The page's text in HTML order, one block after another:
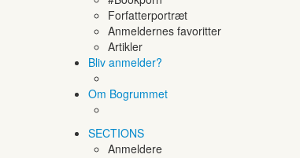
Forfatterportræt
Anmeldernes favoritter
Artikler
Bliv anmelder?
Om Bogrummet
SECTIONS
Anmeldere